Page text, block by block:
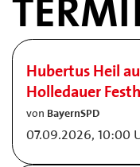
Hubertus Heil
Holledauer
von BayernSPD
07.09.2026, 10:00